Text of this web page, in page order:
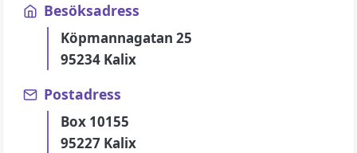
Besöksadress
Köpmannagatan 25
95234 Kalix
Postadress
Box 10155
95227 Kalix